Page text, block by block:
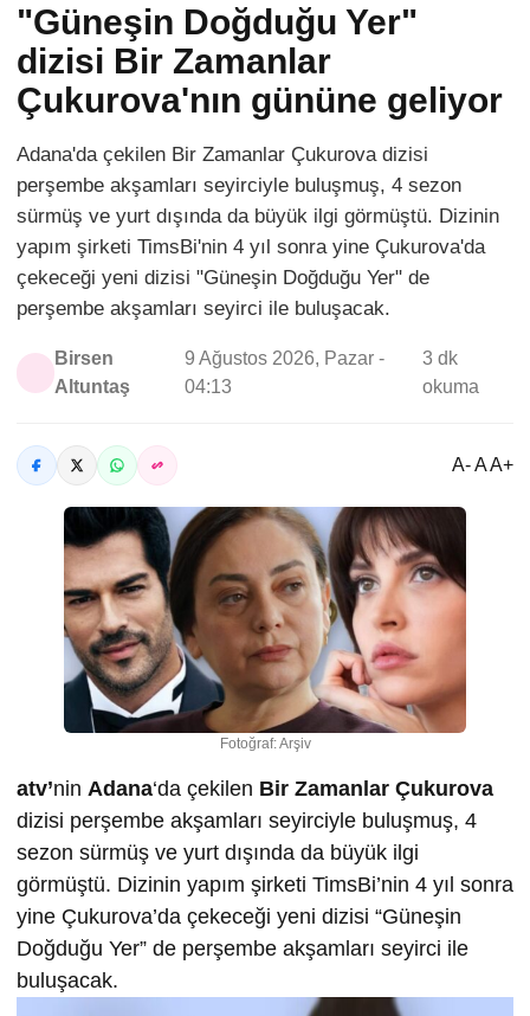
"Güneşin Doğduğu Yer"
dizisi Bir Zamanlar
Çukurova'nın gününe geliyor
Adana'da çekilen Bir Zamanlar Çukurova dizisi
perşembe akşamları seyirciyle buluşmuş, 4 sezon
sürmüş ve yurt dışında da büyük ilgi görmüştü. Dizinin
yapım şirketi TimsBi'nin 4 yıl sonra yine Çukurova'da
çekeceği yeni dizisi "Güneşin Doğduğu Yer" de
perşembe akşamları seyirci ile buluşacak.
Birsen
Altuntaş
9 Ağustos 2026, Pazar -
04:13
3 dk
okuma
A- A A+
Fotoğraf: Arşiv
atv’nin Adana‘da çekilen Bir Zamanlar Çukurova
dizisi perşembe akşamları seyirciyle buluşmuş, 4
sezon sürmüş ve yurt dışında da büyük ilgi
görmüştü. Dizinin yapım şirketi TimsBi’nin 4 yıl sonra
yine Çukurova’da çekeceği yeni dizisi “Güneşin
Doğduğu Yer” de perşembe akşamları seyirci ile
buluşacak.